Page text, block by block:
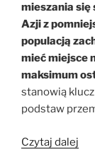
mieszania się
Azji z
populacją
mieć miejsce
maksimum
stanowią
podstaw
Czytaj dalej